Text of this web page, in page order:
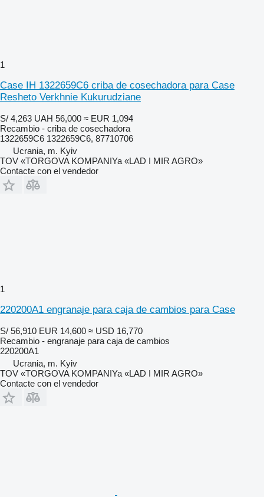
1
Case IH 1322659C6 criba de cosechadora para Case
Resheto Verkhnie Kukurudziane
S/ 4,263 UAH 56,000 ≈ EUR 1,094
Recambio - criba de cosechadora
1322659C6 1322659C6, 87710706
Ucrania, m. Kyiv
TOV «TORGOVA KOMPANIYa «LAD I MIR AGRO»
Contacte con el vendedor
1
220200A1 engranaje para caja de cambios para Case
S/ 56,910 EUR 14,600 ≈ USD 16,770
Recambio - engranaje para caja de cambios
220200A1
Ucrania, m. Kyiv
TOV «TORGOVA KOMPANIYa «LAD I MIR AGRO»
Contacte con el vendedor